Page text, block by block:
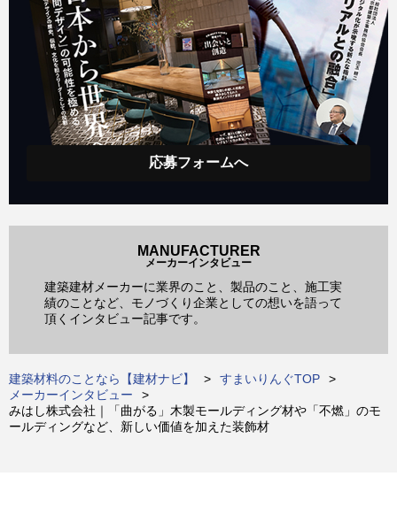
応募フォームへ
MANUFACTURER
メーカーインタビュー
建築建材メーカーに業界のこと、製品のこと、施工実
績のことなど、モノづくり企業としての想いを語って
頂くインタビュー記事です。
建築材料のことなら【建材ナビ】
すまいりんぐTOP
メーカーインタビュー
みはし株式会社｜「曲がる」木製モールディング材や「不燃」のモ
ールディングなど、新しい価値を加えた装飾材